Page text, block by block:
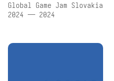
Global Game Jam Slovakia
2024 — 2024